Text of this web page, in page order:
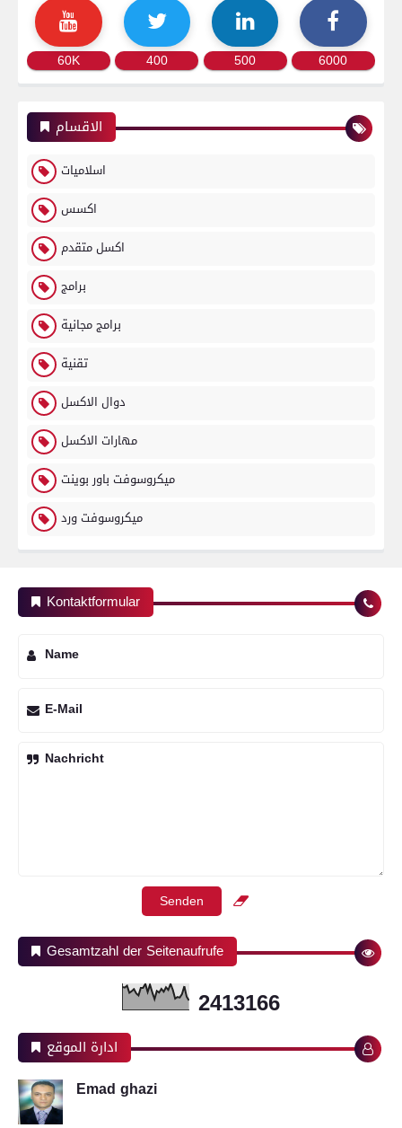
60K 400 500 6000
الاقسام
اسلاميات
اكسس
اكسل متقدم
برامج
برامج مجانية
تقنية
دوال الاكسل
مهارات الاكسل
ميكروسوفت باور بوينت
ميكروسوفت ورد
Kontaktformular
Name
E-Mail
Nachricht
Gesamtzahl der Seitenaufrufe
2413166
ادارة الموقع
Emad ghazi